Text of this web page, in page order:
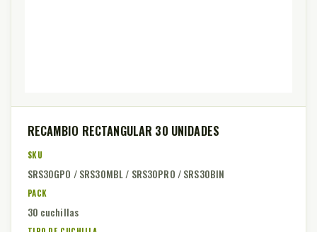
RECAMBIO RECTANGULAR 30 UNIDADES
SKU
SRS30GPO / SRS30MBL / SRS30PRO / SRS30BIN
PACK
30 cuchillas